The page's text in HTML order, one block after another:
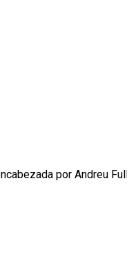
por Andreu